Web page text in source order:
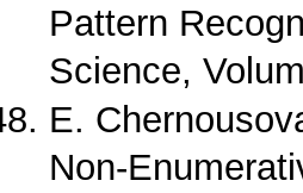
Pattern
Science,
E.
Non-